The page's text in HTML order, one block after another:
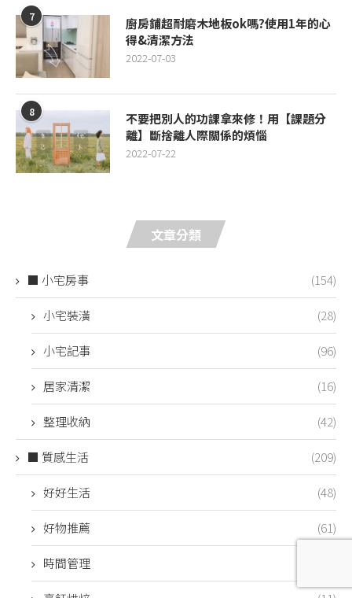
7
廚房鋪超耐磨木地板ok嗎?使用1年的心
得&清潔方法
2022-07-03
8
不要把別人的功課拿來修！用【課題分
離】斷捨離人際關係的煩惱
2022-07-22
文章分類
■ 小宅房事 (154)
小宅裝潢 (28)
小宅記事 (96)
居家清潔 (16)
整理收納 (42)
■ 質感生活 (209)
好好生活 (48)
好物推薦 (61)
時間管理